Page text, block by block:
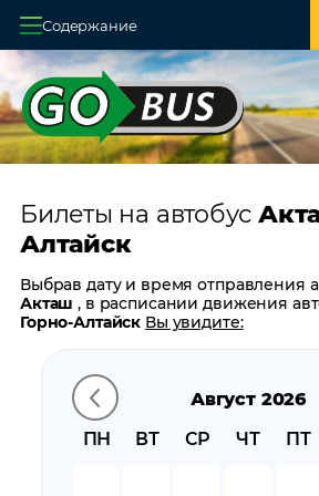
Содержание
Главная
О системе
Оплата и доставка
Возврат билетов
Заказ автобуса
Контакты
Билеты на автобус
Алтайск
Август 2026
ПН
ВТ СР ЧТ ПТ
Выбрав дату и время отправления
Акташ, в расписании движения
Горно-Алтайск Вы увидите:
время прибытия
время в пути
цену билета